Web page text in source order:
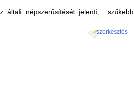
általi népszerűsítését jelenti, szűkebb
szerkesztés